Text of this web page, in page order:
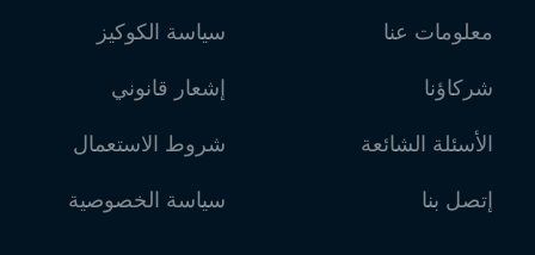
معلومات عنا
شركاؤنا
الأسئلة الشائعة
إتصل بنا
سياسة الكوكيز
إشعار قانوني
شروط الاستعمال
سياسة الخصوصية